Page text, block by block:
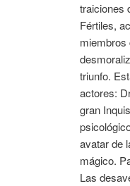
traiciones
Fértiles,
miembros
triunfo.
actores:
gran
avatar de
mágico.
Las